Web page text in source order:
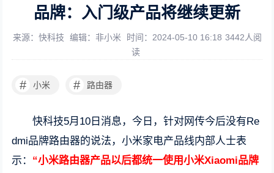
品牌：入门级产品将继续更新
来源：快科技 编辑：非小米 时间：2024-05-10 16:18 3442人阅
读
# 小米 # 路由器
快科技5月10日消息，今日，针对网传今后没有Re
dmi品牌路由器的说法，小米家电产品线内部人士表
示： “小米路由器产品以后都统一使用小米Xiaomi品牌